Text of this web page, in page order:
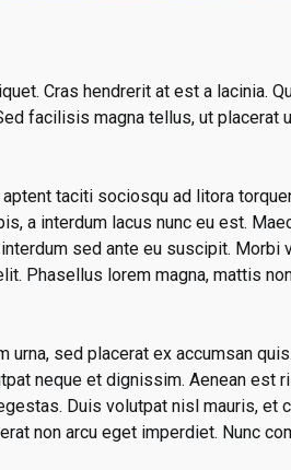
Cras hendrerit at est a lacinia.
facilisis magna tellus, ut placerat
taciti sociosqu ad litora
a interdum lacus nunc eu est.
sed ante eu suscipit. Morbi
Phasellus lorem magna, mattis
sed placerat ex accumsan
neque et dignissim. Aenean est
Duis volutpat nisl mauris, et
non arcu eget imperdiet. Nunc